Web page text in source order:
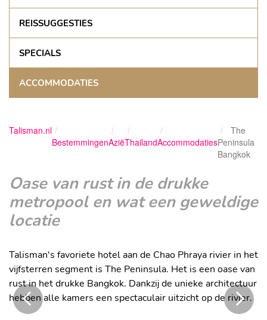
REISSUGGESTIES
SPECIALS
ACCOMMODATIES
Talisman.nl
BestemmingenAziëThailandAccommodaties
The
Peninsula
Bangkok
Oase van rust in de drukke
metropool en wat een geweldige
locatie
Talisman's favoriete hotel aan de Chao Phraya rivier in het
vijfsterren segment is The Peninsula. Het is een oase van
rust in het drukke Bangkok. Dankzij de unieke architectuur
hebben alle kamers een spectaculair uitzicht op de rivier.
De entree van het vijfsterren hotel